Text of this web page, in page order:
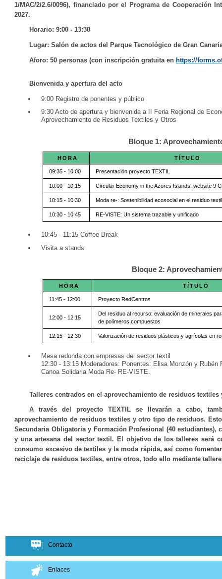
1/MAC/2/2.6/0096), financiado por el Programa de Cooperación
2027.
Horario: 9:00 - 13:30
Lugar: Salón de actos del Parque Tecnológico de Gran
Aforo: 50 personas (con inscripción gratuita en https://
Bienvenida y apertura del acto
9:00 Registro de ponentes y público
9:30 Acto de apertura y bienvenida a II Feria Regional de
Aprovechamiento de Residuos Textiles y Otros
Bloque 1:
HORA TÍTULO
09:35 - 10:00 Presentación proyecto TEXTIL
10:00 - 10:15 Circular Economy in the Azores Islands: website 9
10:15 - 10:30 Moda re-: Sostenibilidad ecosocial en el residuo textil
10:30 - 10:45 RE-VISTE: Un sistema trazable y unificado
10:45 - 11:15 Coffee Break
Visita a stands
Bloque 2:
HORA TÍTULO
11:45 - 12:00 Proyecto RedCentros
12:00 - 12:15
Del residuo al recurso: evaluación de minerales
de polímeros compuestos
12:15 - 12:30 Valorización de residuos plásticos y agrícolas en
Mesa redonda con empresas del sector textil
12:30 - 13:15 Moderadores: Ponentes: Elisa Monzón y
Canoa Solidaria Moda Re- RE-VISTE.
Talleres centrados en el aprovechamiento de residuos
A través del proyecto TEXTIL se llevarán a cabo,
aprovechamiento de residuos textiles y otro tipo de residuos.
Secundaria Obligatoria y Formación Profesional (40
y una artesana del sector textil. El objetivo de los talleres será
consumo excesivo de textiles y la moda rápida, así como
reciclaje de residuos textiles, entre otros, todo ello mediante
Contacto
Enlaces